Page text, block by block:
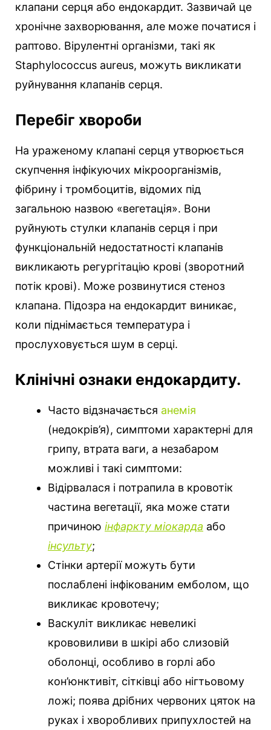
клапани серця або ендокардит. Зазвичай це
хронічне захворювання, але може початися і
раптово. Вірулентні організми, такі як
Staphylococcus aureus, можуть викликати
руйнування клапанів серця.
Перебіг хвороби
На ураженому клапані серця утворюється
скупчення інфікуючих мікроорганізмів,
фібрину і тромбоцитів, відомих під
загальною назвою «вегетація». Вони
руйнують стулки клапанів серця і при
функціональній недостатності клапанів
викликають регургітацію крові (зворотний
потік крові). Може розвинутися стеноз
клапана. Підозра на ендокардит виникає,
коли піднімається температура і
прослуховується шум в серці.
Клінічні ознаки ендокардиту.
Часто відзначається анемія
(недокрів’я), симптоми характерні для
грипу, втрата ваги, а незабаром
можливі і такі симптоми:
Відірвалася і потрапила в кровотік
частина вегетації, яка може стати
причиною інфаркту міокарда або
інсульту;
Стінки артерії можуть бути
послаблені інфікованим емболом, що
викликає кровотечу;
Васкуліт викликає невеликі
крововиливи в шкірі або слизовій
оболонці, особливо в горлі або
кон’юнктивіт, сітківці або нігтьовому
ложі; поява дрібних червоних цяток на
руках і хворобливих припухлостей на